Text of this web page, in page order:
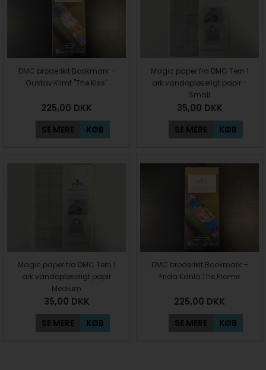
DMC broderikit Bookmark –
Gustav Klimt "The Kiss"
225,00 DKK
SE MERE KØB
Magic paper fra DMC Tern 1
ark vandopløseligt papir -
Small
35,00 DKK
SE MERE KØB
Magic paper fra DMC Tern 1
ark vandopløseligt papir
Medium
35,00 DKK
SE MERE KØB
DMC broderikit Bookmark –
Frida Kahlo The Frame
225,00 DKK
SE MERE KØB